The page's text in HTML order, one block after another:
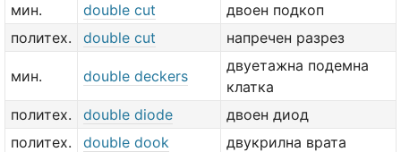
мин.
double cut
двоен подкоп
политех.
double cut напречен разрез
мин. double deckers
двуетажна подемна
клатка
политех.
double diode
двоен диод
политех.
double dook двукрилна врата